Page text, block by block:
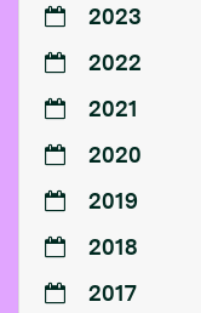
2023
2022
2021
2020
2019
2018
2017